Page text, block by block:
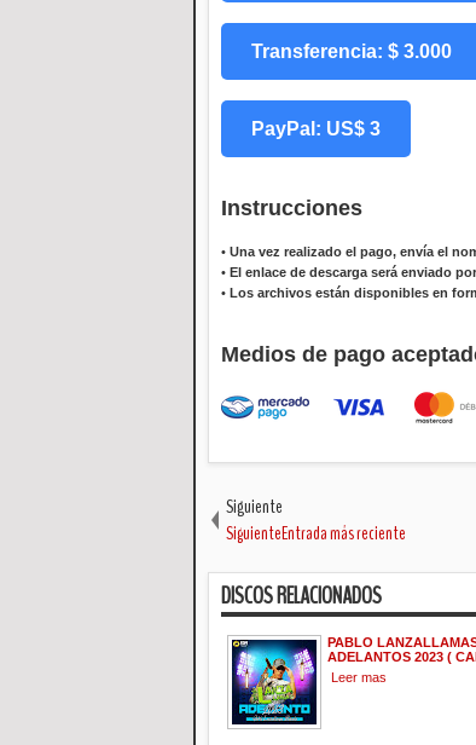
Transferencia: $ 3.000
PayPal: US$ 3
Instrucciones
• Una vez realizado el pago, envía el
• El enlace de descarga será enviado
• Los archivos están disponibles en
Medios de pago
Siguiente
SiguienteEntrada más reciente
DISCOS RELACIONADOS
PABLO
ADELANTOS 2023 (
Leer mas